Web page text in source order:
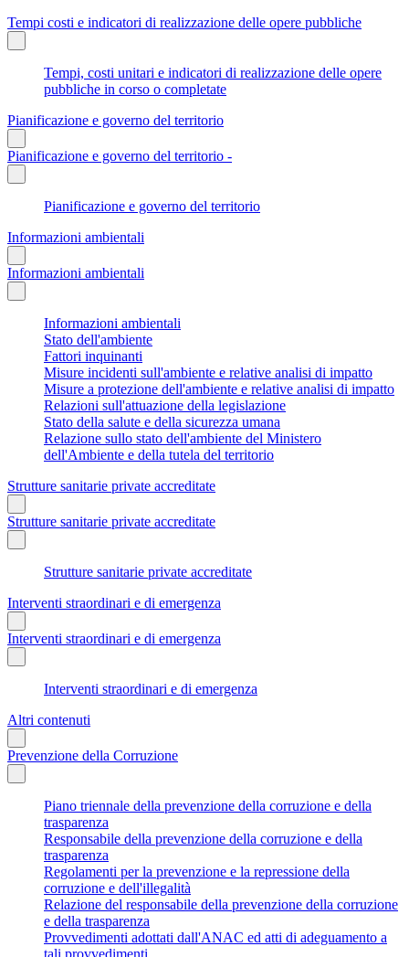
Tempi costi e indicatori di realizzazione delle opere pubbliche
Tempi, costi unitari e indicatori di realizzazione delle opere
pubbliche in corso o completate
Pianificazione e governo del territorio
Pianificazione e governo del territorio -
Pianificazione e governo del territorio
Informazioni ambientali
Informazioni ambientali
Informazioni ambientali
Stato dell'ambiente
Fattori inquinanti
Misure incidenti sull'ambiente e relative analisi di impatto
Misure a protezione dell'ambiente e relative analisi di impatto
Relazioni sull'attuazione della legislazione
Stato della salute e della sicurezza umana
Relazione sullo stato dell'ambiente del Ministero
dell'Ambiente e della tutela del territorio
Strutture sanitarie private accreditate
Strutture sanitarie private accreditate
Strutture sanitarie private accreditate
Interventi straordinari e di emergenza
Interventi straordinari e di emergenza
Interventi straordinari e di emergenza
Altri contenuti
Prevenzione della Corruzione
Piano triennale della prevenzione della corruzione e della
trasparenza
Responsabile della prevenzione della corruzione e della
trasparenza
Regolamenti per la prevenzione e la repressione della
corruzione e dell'illegalità
Relazione del responsabile della prevenzione della corruzione
e della trasparenza
Provvedimenti adottati dall'ANAC ed atti di adeguamento a
tali provvedimenti